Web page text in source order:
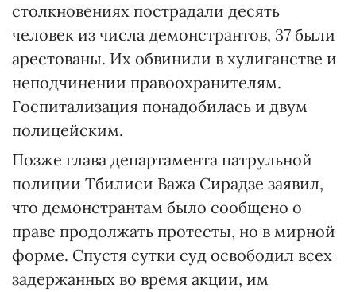
столкновениях пострадали десять
человек из числа демонстрантов, 37 были
арестованы. Их обвинили в хулиганстве и
неподчинении правоохранителям.
Госпитализация понадобилась и двум
полицейским.
Позже глава департамента патрульной
полиции Тбилиси Важа Сирадзе заявил,
что демонстрантам было сообщено о
праве продолжать протесты, но в мирной
форме. Спустя сутки суд освободил всех
задержанных во время акции, им